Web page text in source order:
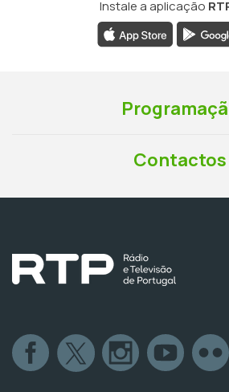
Instale a aplicação
Contactos